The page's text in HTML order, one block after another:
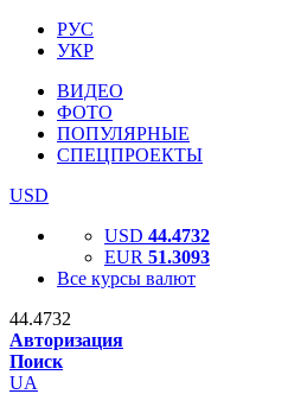
РУС
УКР
ВИДЕО
ФОТО
ПОПУЛЯРНЫЕ
СПЕЦПРОЕКТЫ
USD
USD 44.4732
EUR 51.3093
Все курсы валют
44.4732
Авторизация
Поиск
UA